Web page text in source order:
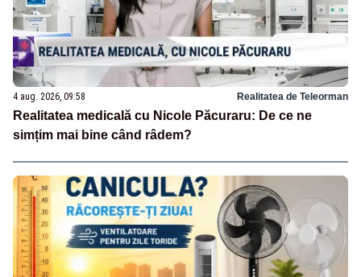
4 aug. 2026, 09:58 Realitatea de Teleorman
Realitatea medicală cu Nicole Păcuraru: De ce ne
simțim mai bine când râdem?